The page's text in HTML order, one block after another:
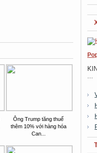
Ông Trump tăng thuế
thêm 10% với hàng hóa
Can...